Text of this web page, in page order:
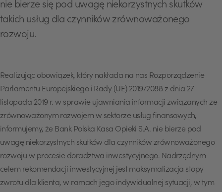
nie bierze się pod uwagę niekorzystnych skutków
takich usług dla czynników zrównoważonego
rozwoju.
Realizując obowiązek, który nakłada na nas Rozporządzenie
Parlamentu Europejskiego i Rady (UE) 2019/2088 z dnia 27
listopada 2019 r. w sprawie ujawniania informacji związanych ze
zrównoważonym rozwojem w sektorze usług finansowych,
informujemy, że Bank Polska Kasa Opieki S.A. nie bierze pod
uwagę niekorzystnych skutków dla czynników zrównoważonego
rozwoju w procesie doradztwa inwestycyjnego. Nadrzędnym
celem rekomendacji inwestycyjnej jest maksymalizacja stopy
zwrotu dla klienta, w ramach jego indywidualnej sytuacji, w tym